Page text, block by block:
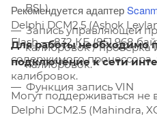
Delphi DCM2.5 (Ashok
Flash — 832 КБ (851 968
содержимого процессора,
калибровок.
Delphi DCM2.5 (Mahindra,
BSL).
Запись управляющей
калибровок / проверка
калибровок.
Функция запись VIN
Рекомендуется адаптер
Для работы необходимо
подключение к сети
Могут поддерживаться не